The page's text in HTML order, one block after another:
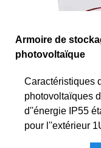
Armoire de
photovoltaïque
Caractéristiques
photovoltaïques
d''énergie IP55
pour l''extérieur